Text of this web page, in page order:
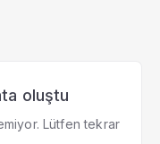
oluştu
Lütfen tekrar